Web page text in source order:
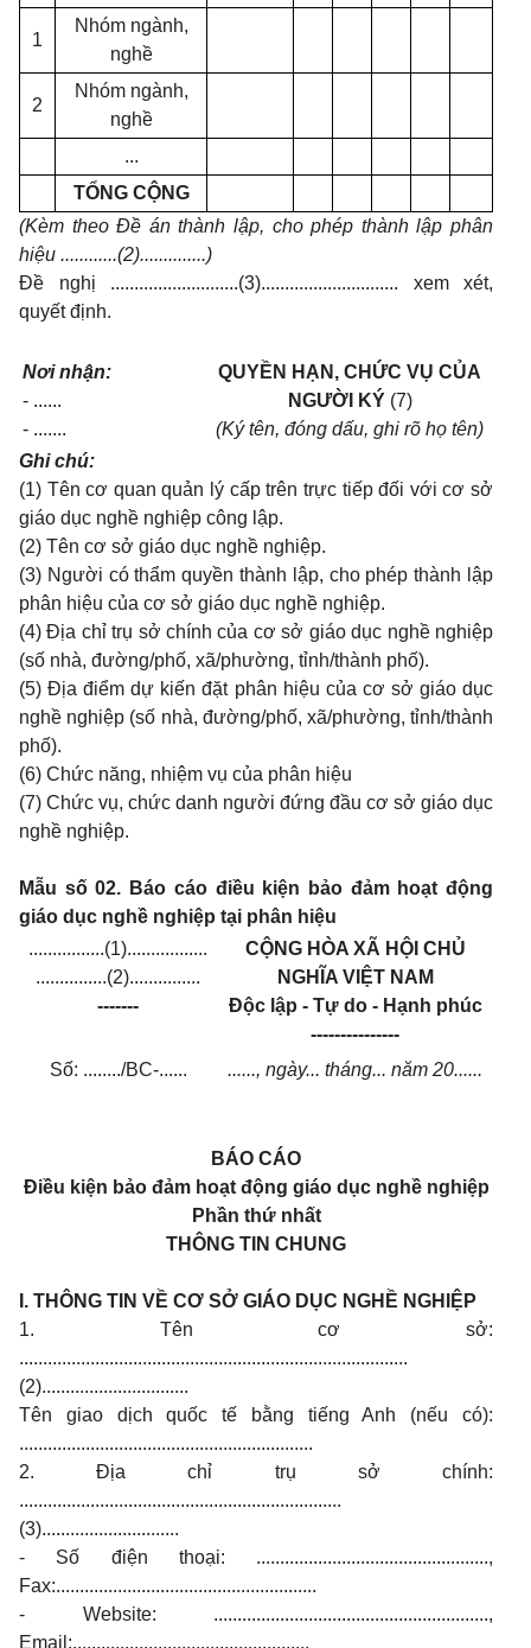
1
Nhóm ngành,
nghề
2
Nhóm ngành,
nghề
...
TỔNG CỘNG
(Kèm theo Đề án thành lập, cho phép thành lập phân
hiệu ............(2)..............)
Đề nghị ...........................(3)............................. xem xét,
quyết định.
Nơi nhận:
- ......
- .......
QUYỀN HẠN, CHỨC VỤ CỦA
NGƯỜI KÝ (7)
(Ký tên, đóng dấu, ghi rõ họ tên)
Ghi chú:
(1) Tên cơ quan quản lý cấp trên trực tiếp đối với cơ sở
giáo dục nghề nghiệp công lập.
(2) Tên cơ sở giáo dục nghề nghiệp.
(3) Người có thẩm quyền thành lập, cho phép thành lập
phân hiệu của cơ sở giáo dục nghề nghiệp.
(4) Địa chỉ trụ sở chính của cơ sở giáo dục nghề nghiệp
(số nhà, đường/phố, xã/phường, tỉnh/thành phố).
(5) Địa điểm dự kiến đặt phân hiệu của cơ sở giáo dục
nghề nghiệp (số nhà, đường/phố, xã/phường, tỉnh/thành
phố).
(6) Chức năng, nhiệm vụ của phân hiệu
(7) Chức vụ, chức danh người đứng đầu cơ sở giáo dục
nghề nghiệp.
Mẫu số 02. Báo cáo điều kiện bảo đảm hoạt động
giáo dục nghề nghiệp tại phân hiệu
................(1).................
...............(2)...............
-------
CỘNG HÒA XÃ HỘI CHỦ
NGHĨA VIỆT NAM
Độc lập - Tự do - Hạnh phúc
---------------
Số: ......../BC-......
......, ngày... tháng... năm 20......
BÁO CÁO
Điều kiện bảo đảm hoạt động giáo dục nghề nghiệp
Phần thứ nhất
THÔNG TIN CHUNG
I. THÔNG TIN VỀ CƠ SỞ GIÁO DỤC NGHỀ NGHIỆP
1. Tên cơ sở:
..................................................................................
(2)...............................
Tên giao dịch quốc tế bằng tiếng Anh (nếu có):
..............................................................
2. Địa chỉ trụ sở chính:
....................................................................
(3).............................
- Số điện thoại: .................................................,
Fax:.......................................................
- Website: ..........................................................,
Email:..................................................